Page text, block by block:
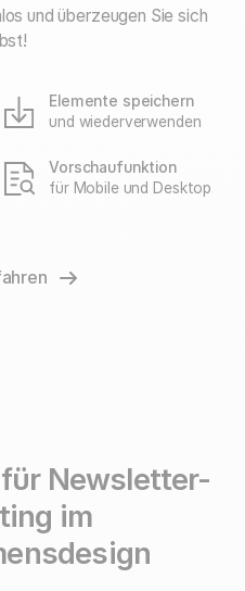
und überzeugen Sie sich
Elemente speichern
und wiederverwenden
Vorschaufunktion
für Mobile und Desktop
Newsletter-
im